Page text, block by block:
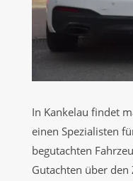
In Kankelau findet
einen Spezialisten
begutachten
Gutachten über